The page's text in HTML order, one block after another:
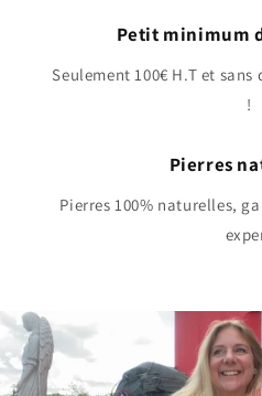
Petit minimum
Seulement 100€ H.T et
!
Pierres
Pierres 100% naturelles,